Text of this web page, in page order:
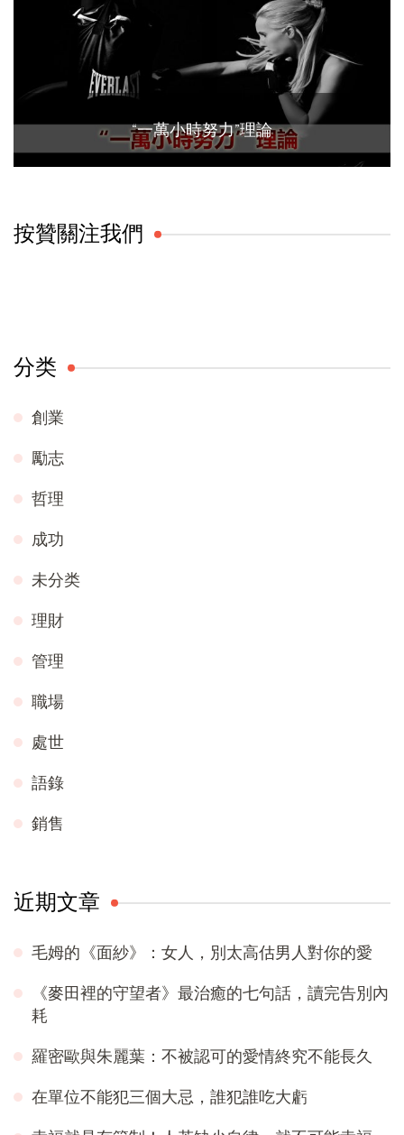
“一萬小時努力”理論
按贊關注我們
分类
創業
勵志
哲理
成功
未分类
理財
管理
職場
處世
語錄
銷售
近期文章
毛姆的《面紗》：女人，別太高估男人對你的愛
《麥田裡的守望者》最治癒的七句話，讀完告別內
耗
羅密歐與朱麗葉：不被認可的愛情終究不能長久
在單位不能犯三個大忌，誰犯誰吃大虧